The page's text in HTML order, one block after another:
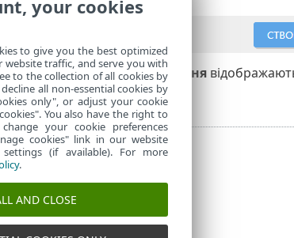
У розділіЗавдання
завдання.
your cookies
to give you the best optimized
website traffic, and serve you with
to the collection of all cookies by
all non-essential cookies by
only", or adjust your cookie
You also have the right to
your cookie preferences
cookies" link in our website
(if available). For more
.
AND CLOSE